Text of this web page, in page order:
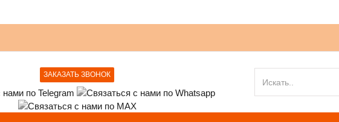
ЗАКАЗАТЬ ЗВОНОК